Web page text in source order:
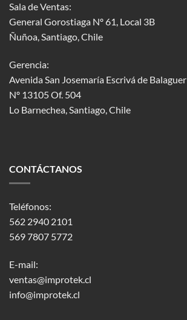
Sala de Ventas:
General Gorostiaga Nº 61, Local 3B
Ñuñoa, Santiago, Chile
Gerencia:
Avenida San Josemaría Escrivá de Balaguer
Nº 13105 Of. 504
Lo Barnechea , Santiago, Chile
CONTÁCTANOS
Teléfonos:
562 2940 2101
569 7807 5772
E-mail:
ventas@improtek.cl
info@improtek.cl